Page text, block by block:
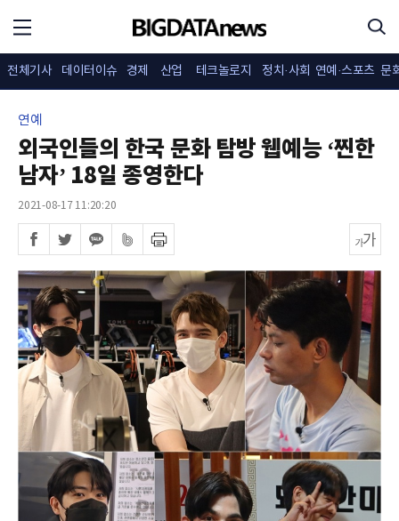
전체기사 데이터이슈 경제 산업 테크놀로지 정치·사회 연예·스포츠 문
연예
외국인들의 한국 문화 탐방 웹예능 ‘찐한
남자’ 18일 종영한다
2021-08-17 11:20:20